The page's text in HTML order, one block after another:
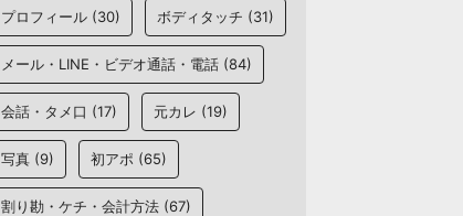
プロフィール (30) ボディタッチ (31)
メール・LINE・ビデオ通話・電話 (84)
会話・タメ口 (17) 元カレ (19)
写真 (9) 初アポ (65)
割り勘・ケチ・会計方法 (67)